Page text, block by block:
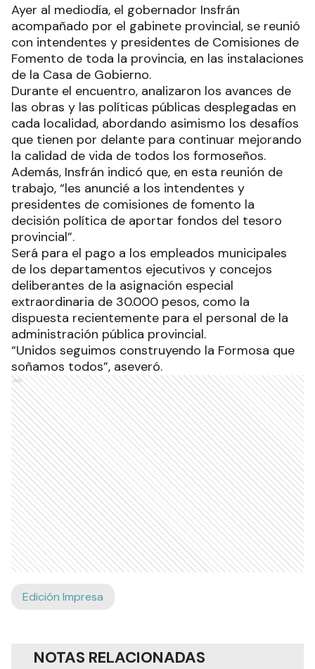
Ayer al mediodía, el gobernador Insfrán
acompañado por el gabinete provincial, se reunió
con intendentes y presidentes de Comisiones de
Fomento de toda la provincia, en las instalaciones
de la Casa de Gobierno.
Durante el encuentro, analizaron los avances de
las obras y las políticas públicas desplegadas en
cada localidad, abordando asimismo los desafíos
que tienen por delante para continuar mejorando
la calidad de vida de todos los formoseños.
Además, Insfrán indicó que, en esta reunión de
trabajo, “les anuncié a los intendentes y
presidentes de comisiones de fomento la
decisión política de aportar fondos del tesoro
provincial”.
Será para el pago a los empleados municipales
de los departamentos ejecutivos y concejos
deliberantes de la asignación especial
extraordinaria de 30.000 pesos, como la
dispuesta recientemente para el personal de la
administración pública provincial.
“Unidos seguimos construyendo la Formosa que
soñamos todos”, aseveró.
Ads
Edición Impresa
NOTAS RELACIONADAS